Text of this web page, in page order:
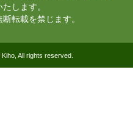
します。
転載を禁じます。
All rights reserved.